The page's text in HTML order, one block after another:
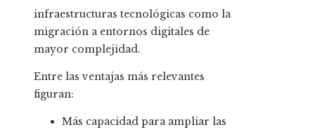
infraestructuras tecnológicas como la
migración a entornos digitales de
mayor complejidad.
Entre las ventajas más relevantes
figuran:
Más capacidad para ampliar las